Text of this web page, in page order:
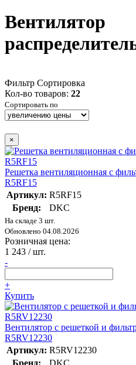
Вентилятор
Фильтр Сортировка
Кол-во товаров: 22
Сортировать по
×
Решетка вентиляционная с
R5RF15
Артикул: R5RF15
Бренд:
DKC
На складе 3 шт.
Обновлено 04.08.2026
Розничная цена:
1 243 / шт.
-
+
Купить
Вентилятор с решеткой и
R5RV12230
Артикул: R5RV12230
Бренд:
DKC